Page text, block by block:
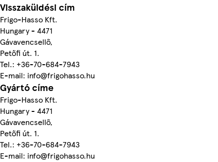
Visszaküldési cím
Frigo-Hasso Kft.
Hungary - 4471
Gávavencsellő,
Petőfi út. 1.
Tel.: +36-70-684-7943
E-mail: info@frigohasso.hu
Gyártó címe
Frigo-Hasso Kft.
Hungary - 4471
Gávavencsellő,
Petőfi út. 1.
Tel.: +36-70-684-7943
E-mail: info@frigohasso.hu